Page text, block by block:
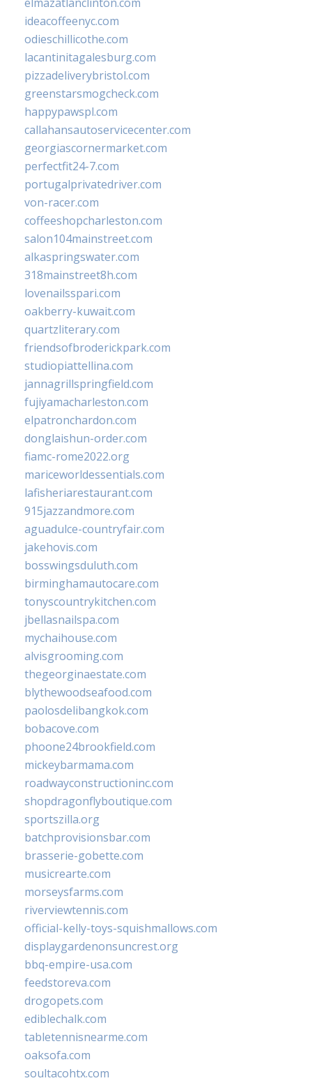
ideacoffeenyc.com
odieschillicothe.com
lacantinitagalesburg.com
pizzadeliverybristol.com
greenstarsmogcheck.com
happypawspl.com
callahansautoservicecenter.com
georgiascornermarket.com
perfectfit24-7.com
portugalprivatedriver.com
von-racer.com
coffeeshopcharleston.com
salon104mainstreet.com
alkaspringswater.com
318mainstreet8h.com
lovenailsspari.com
oakberry-kuwait.com
quartzliterary.com
friendsofbroderickpark.com
studiopiattellina.com
jannagrillspringfield.com
fujiyamacharleston.com
elpatronchardon.com
donglaishun-order.com
fiamc-rome2022.org
mariceworldessentials.com
lafisheriarestaurant.com
915jazzandmore.com
aguadulce-countryfair.com
jakehovis.com
bosswingsduluth.com
birminghamautocare.com
tonyscountrykitchen.com
jbellasnailspa.com
mychaihouse.com
alvisgrooming.com
thegeorginaestate.com
blythewoodseafood.com
paolosdelibangkok.com
bobacove.com
phoone24brookfield.com
mickeybarmama.com
roadwayconstructioninc.com
shopdragonflyboutique.com
sportszilla.org
batchprovisionsbar.com
brasserie-gobette.com
musicrearte.com
morseysfarms.com
riverviewtennis.com
official-kelly-toys-squishmallows.com
displaygardenonsuncrest.org
bbq-empire-usa.com
feedstoreva.com
drogopets.com
ediblechalk.com
tabletennisnearme.com
oaksofa.com
soultacohtx.com